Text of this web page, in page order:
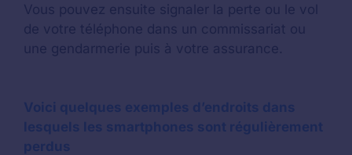
Vous pouvez ensuite signaler la perte ou le vol
de votre téléphone dans un commissariat ou
une gendarmerie puis à votre assurance.
Voici quelques exemples d’endroits dans
lesquels les smartphones sont régulièrement
perdus